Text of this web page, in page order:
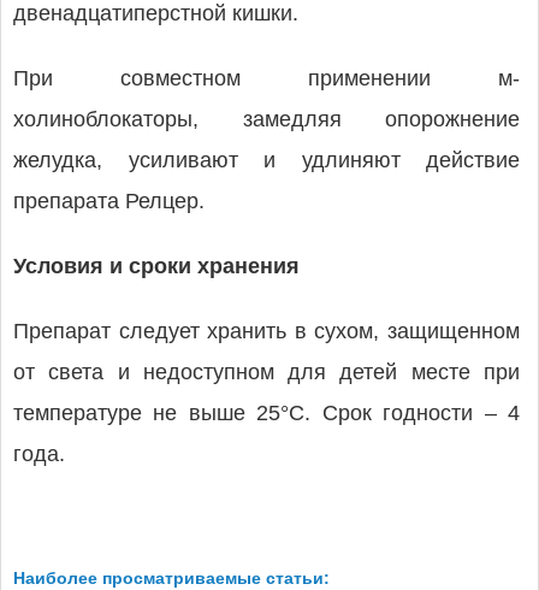
двенадцатиперстной кишки.
При совместном применении м-
холиноблокаторы, замедляя опорожнение
желудка, усиливают и удлиняют действие
препарата Релцер.
Условия и сроки хранения
Препарат следует хранить в сухом, защищенном
от света и недоступном для детей месте при
температуре не выше 25°C. Срок годности – 4
года.
Наиболее просматриваемые статьи: